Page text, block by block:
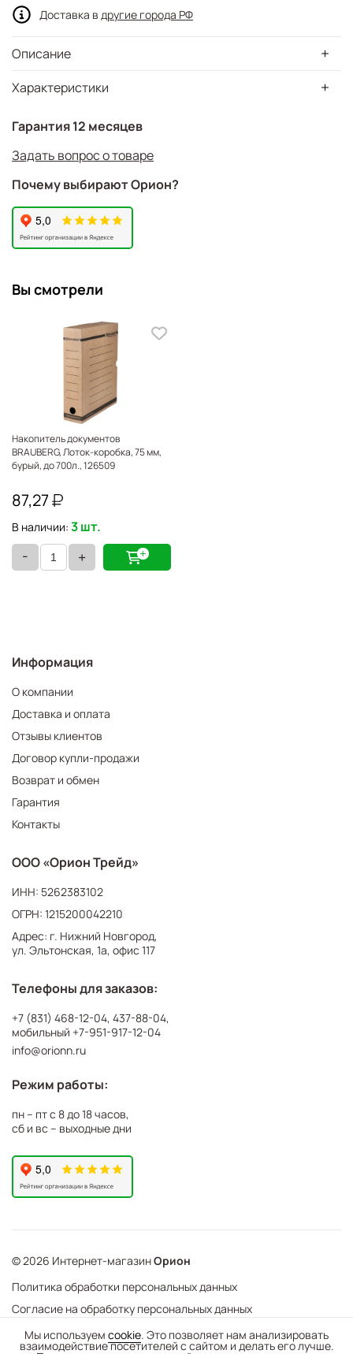
Мы используем cookie. Это позволяет нам анализировать
взаимодействие посетителей с сайтом и делать его лучше.
Характеристики
Описание
Гарантия 12 месяцев
Задать вопрос о товаре
Почему выбирают Орион?
Доставка в другие города РФ
Вы смотрели
Накопитель документов
BRAUBERG, Лоток-коробка, 75 мм,
бурый, до 700л., 126509
87,27
В наличии: 3 шт.
- +
Информация
О компании
Доставка и оплата
Отзывы клиентов
Договор купли-продажи
Возврат и обмен
Гарантия
Контакты
ООО «Орион Трейд»
ИНН: 5262383102
ОГРН: 1215200042210
Адрес: г. Нижний Новгород,
ул. Эльтонская, 1а, офис 117
Телефоны для заказов:
+7 (831) 468-12-04, 437-88-04,
мобильный +7-951-917-12-04
info@orionn.ru
Режим работы:
пн – пт с 8 до 18 часов,
сб и вс – выходные дни
© 2026 Интернет-магазинОрион
Политика обработки персональных данных
Согласие на обработку персональных данных
Web Механика